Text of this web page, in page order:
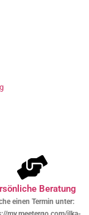
Beratung
einen Termin unter: